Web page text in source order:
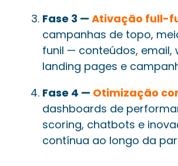
Fase 3 — Ativação full-
campanhas de topo,
funil — conteúdos, email,
landing pages e
Fase 4 — Otimização
dashboards de
scoring, chatbots e
contínua ao longo da